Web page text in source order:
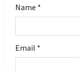
Name *
Email *